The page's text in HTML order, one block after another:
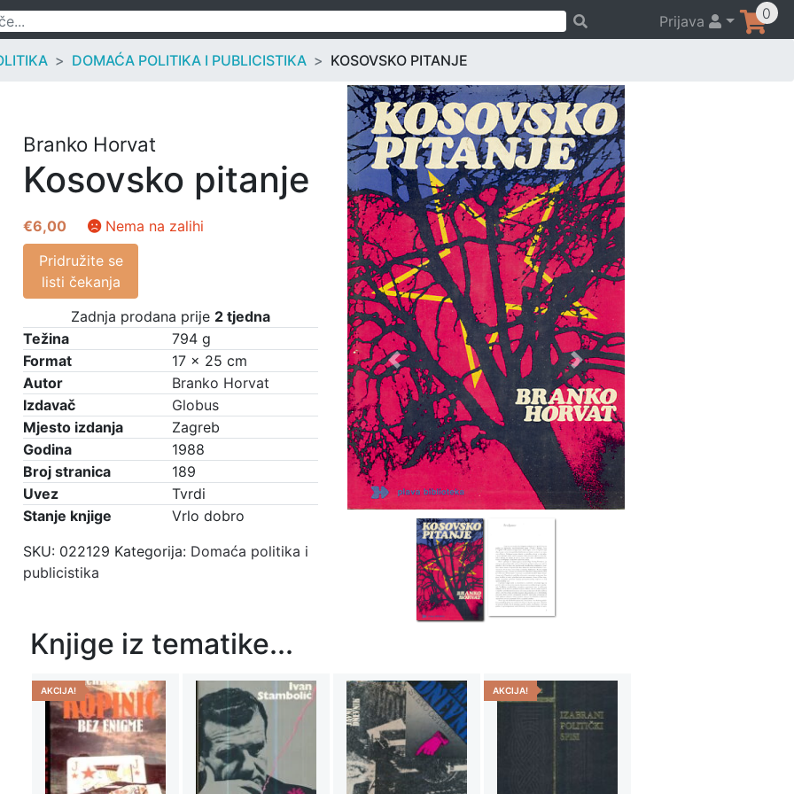
Prijava 0
DOMAĆA POLITIKA I PUBLICISTIKA KOSOVSKO PITANJE
Branko Horvat
Kosovsko pitanje
€6,00
Nema na zalihi
Pridružite se
listi čekanja
Zadnja prodana prije 2 tjedna
Težina
794 g
Format
17 × 25 cm
Autor
Branko Horvat
Izdavač
Globus
Mjesto izdanja
Zagreb
Godina
1988
Broj stranica
189
Uvez
Tvrdi
Stanje knjige
Vrlo dobro
SKU: 022129 Kategorija: Domaća politika i
publicistika
Previous Next
Knjige iz tematike...
AKCIJA! AKCIJA!